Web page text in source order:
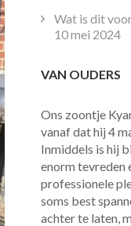
Wat is dit
10 mei 2024
VAN OUDERS
Ons zoontje
vanaf dat hij 4
Inmiddels is hij
enorm tevreden
professionele
soms best
achter te laten,